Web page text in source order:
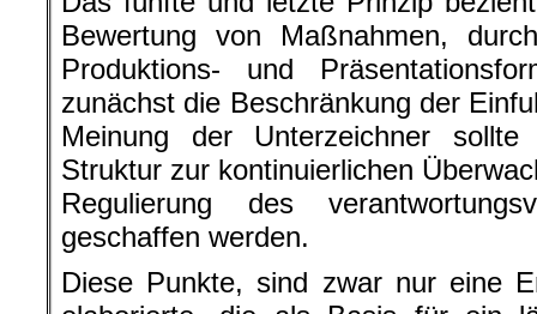
Bewertung von Maßnahmen,
Produktions- und
zunächst die Beschränkung der
Meinung der Unterzeichner sollte
Struktur zur kontinuierlichen
Regulierung des
geschaffen werden.
Diese Punkte, sind zwar nur eine